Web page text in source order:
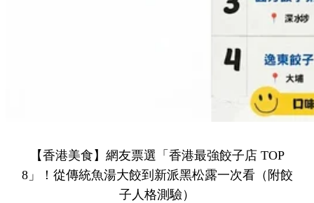
【香港美食】網友票選「香港最強餃子店 TOP
8」！從傳統魚湯大餃到新派黑松露一次看（附餃
子人格測驗）